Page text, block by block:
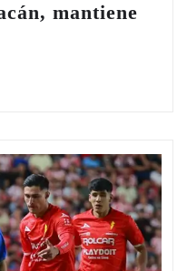
mantiene